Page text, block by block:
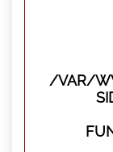
/VAR/